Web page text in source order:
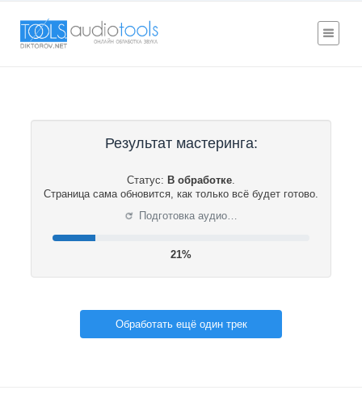
Результат мастеринга:
Статус: В обработке.
Страница сама обновится, как только всё будет готово.
⟳ Подготовка аудио…
21%
Обработать ещё один трек